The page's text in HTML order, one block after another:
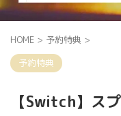
HOME > 予約特典 >
予約特典
【Switch】ス